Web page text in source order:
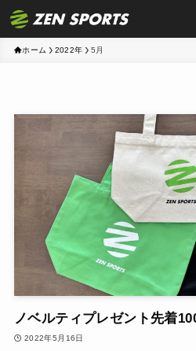
ホーム 2022年 5月
ノベルティプレゼント先着
2022年5月16日